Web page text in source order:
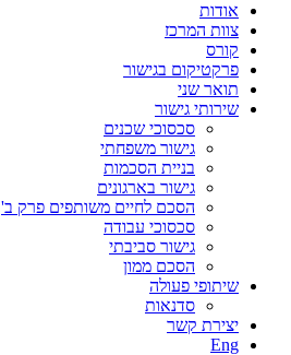
אודות
צוות המרכז
קורס
פרקטיקום בגישור
תואר שני
שירותי גישור
סכסוכי שכנים
גישור משפחתי
בניית הסכמות
גישור בארגונים
הסכם לחיים משותפים פרק ב'
סכסוכי עבודה
גישור סביבתי
הסכם ממון
שיתופי פעולה
סדנאות
יצירת קשר
Eng